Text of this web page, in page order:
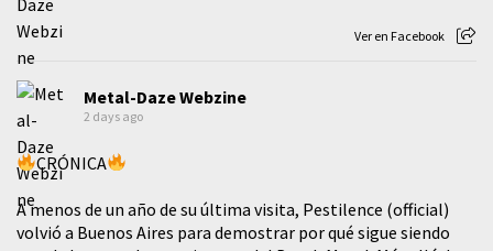
Ver en Facebook
Metal-Daze Webzine
2 days ago
CRÓNICA
A menos de un año de su última visita, Pestilence (official)
volvió a Buenos Aires para demostrar por qué sigue siendo